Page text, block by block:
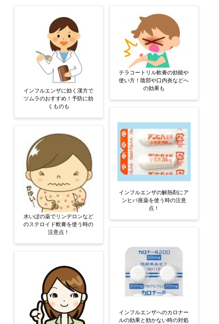
インフルエンザに効く漢方で
ツムラのおすすめ！予防に効
くものも
水いぼの薬でリンデロンなど
のステロイド軟膏を使う時の
注意点！
テラコートリル軟膏の効能や
使い方！陰部や口内炎などへ
の効果も
インフルエンザの解熱剤にア
ンヒバ座薬を使う時の注意
点！
インフルエンザへのカロナー
ルの効果と効かない時の対処